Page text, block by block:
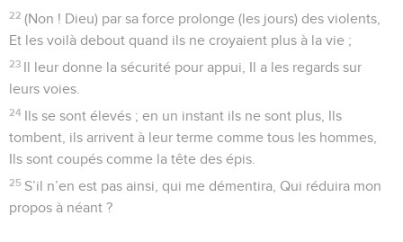
22 (Non ! Dieu) par sa force prolonge (les jours) des violents,
Et les voilà debout quand ils ne croyaient plus à la vie ;
23 Il leur donne la sécurité pour appui, Il a les regards sur
leurs voies.
24 Ils se sont élevés ; en un instant ils ne sont plus, Ils
tombent, ils arrivent à leur terme comme tous les hommes,
Ils sont coupés comme la tête des épis.
25 S’il n’en est pas ainsi, qui me démentira, Qui réduira mon
propos à néant ?